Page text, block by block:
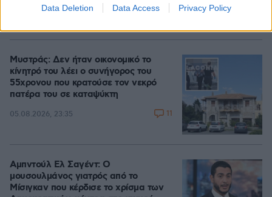
Data Deletion Data Access Privacy Policy
Μυστράς: Δεν ήταν οικονομικό το
κίνητρό του λέει ο συνήγορος του
55χρονου που κρατούσε τον νεκρό
πατέρα του σε καταψύκτη
05.08.2026, 23:35 11
Αμπντούλ Ελ Σαγέντ: Ο
μουσουλμάνος γιατρός από το
Μίσιγκαν που κέρδισε το χρίσμα των